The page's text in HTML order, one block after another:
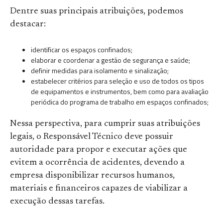
Dentre suas principais atribuições, podemos
destacar:
identificar os espaços confinados;
elaborar e coordenar a gestão de segurança e saúde;
definir medidas para isolamento e sinalização;
estabelecer critérios para seleção e uso de todos os tipos
de equipamentos e instrumentos, bem como para avaliação
periódica do programa de trabalho em espaços confinados;
Nessa perspectiva, para cumprir suas atribuições
legais, o Responsável Técnico deve possuir
autoridade para propor e executar ações que
evitem a ocorrência de acidentes, devendo a
empresa disponibilizar recursos humanos,
materiais e financeiros capazes de viabilizar a
execução dessas tarefas.